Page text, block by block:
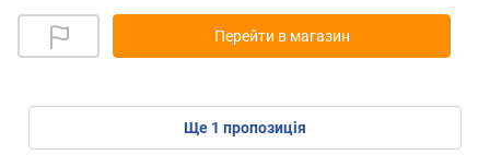
Перейти в магазин
ще 1 пропозиція